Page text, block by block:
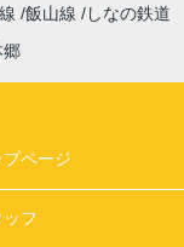
飯山線
しなの鉄道
郷
プページ
ッフ